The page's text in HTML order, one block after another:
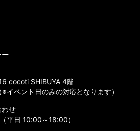
ー
cocoti SHIBUYA 4階
（※イベント日のみの対応となります）
わせ
（平日 10:00～18:00）